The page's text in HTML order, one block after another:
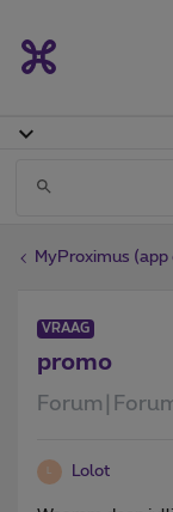
MyProximus
VRAAG
promo
L Lolot